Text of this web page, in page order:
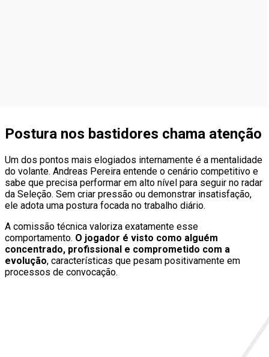
Postura nos bastidores chama atenção
Um dos pontos mais elogiados internamente é a mentalidade
do volante. Andreas Pereira entende o cenário competitivo e
sabe que precisa performar em alto nível para seguir no radar
da Seleção. Sem criar pressão ou demonstrar insatisfação,
ele adota uma postura focada no trabalho diário.
A comissão técnica valoriza exatamente esse
comportamento. O jogador é visto como alguém
concentrado, profissional e comprometido com a
evolução, características que pesam positivamente em
processos de convocação.